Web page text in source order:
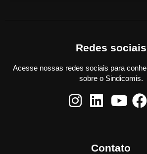
Redes sociais
Acesse nossas redes sociais para
sobre o Sindicomis.
Contato